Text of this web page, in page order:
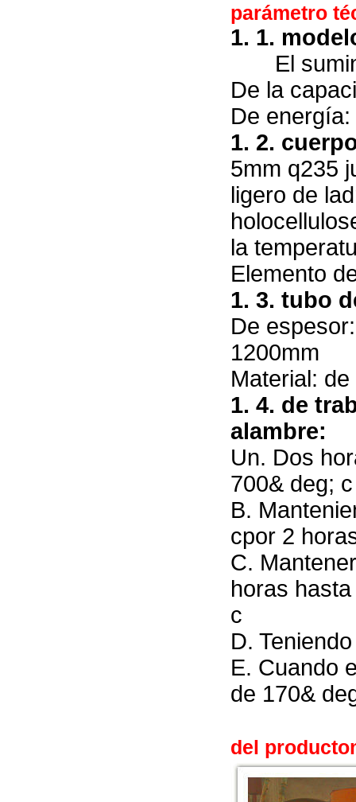
parámetro
1. 1.
El
De la
De
1. 2.
5mm q235
ligero de
la
Elemento
1. 3. tubo
De
1200mm
Material:
1. 4. de
alambre:
Un. Dos
700& deg; c
B.
cpor 2
C.
horas
c
D.
E. Cuando
de 170&
del producto